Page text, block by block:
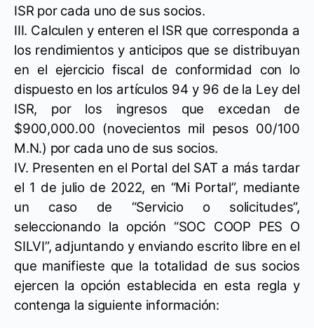
ISR por cada uno de sus socios.
III. Calculen y enteren el ISR que corresponda a
los rendimientos y anticipos que se distribuyan
en el ejercicio fiscal de conformidad con lo
dispuesto en los artículos 94 y 96 de la Ley del
ISR, por los ingresos que excedan de
$900,000.00 (novecientos mil pesos 00/100
M.N.) por cada uno de sus socios.
IV. Presenten en el Portal del SAT a más tardar
el 1 de julio de 2022, en “Mi Portal”, mediante
un caso de “Servicio o solicitudes”,
seleccionando la opción “SOC COOP PES O
SILVI”, adjuntando y enviando escrito libre en el
que manifieste que la totalidad de sus socios
ejercen la opción establecida en esta regla y
contenga la siguiente información: